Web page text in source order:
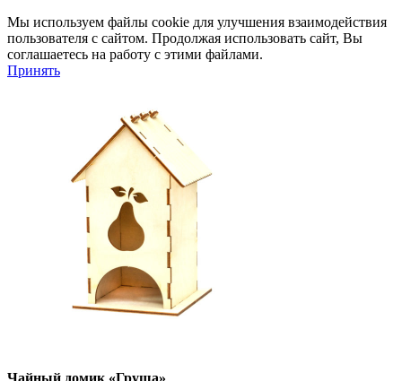
Мы используем файлы cookie для улучшения взаимодействия
пользователя с сайтом. Продолжая использовать сайт, Вы
соглашаетесь на работу с этими файлами.
Принять
Чайный домик «Груша»